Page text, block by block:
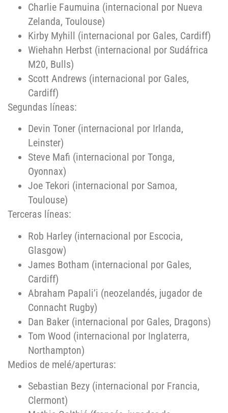
Charlie Faumuina (internacional por Nueva
Zelanda, Toulouse)
Kirby Myhill (internacional por Gales, Cardiff)
Wiehahn Herbst (internacional por Sudáfrica
M20, Bulls)
Scott Andrews (internacional por Gales,
Cardiff)
Segundas líneas:
Devin Toner (internacional por Irlanda,
Leinster)
Steve Mafi (internacional por Tonga,
Oyonnax)
Joe Tekori (internacional por Samoa,
Toulouse)
Terceras líneas:
Rob Harley (internacional por Escocia,
Glasgow)
James Botham (internacional por Gales,
Cardiff)
Abraham Papali’i (neozelandés, jugador de
Connacht Rugby)
Dan Baker (internacional por Gales, Dragons)
Tom Wood (internacional por Inglaterra,
Northampton)
Medios de melé/aperturas:
Sebastian Bezy (internacional por Francia,
Clermont)